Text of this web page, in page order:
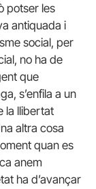
potser les
antiquada i
social, per
no ha de
que
s’enfila a un
la llibertat
altra cosa
quan es
anem
ha d’avançar